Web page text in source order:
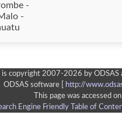
-
-
is copyright 2007-2026 by ODSAS
ODSAS software [
http://
This page was accessed
Engine Friendly Table of